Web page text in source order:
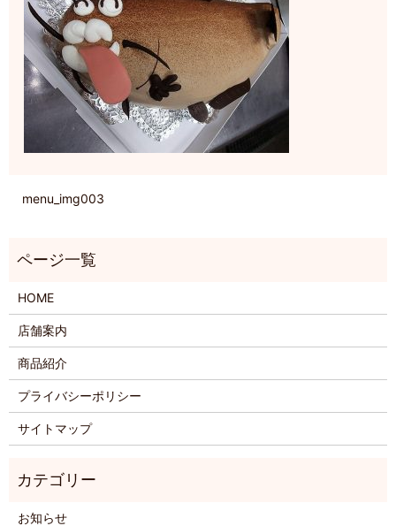
menu_img003
HOME
店舗案内
商品紹介
プライバシーポリシー
サイトマップ
お知らせ